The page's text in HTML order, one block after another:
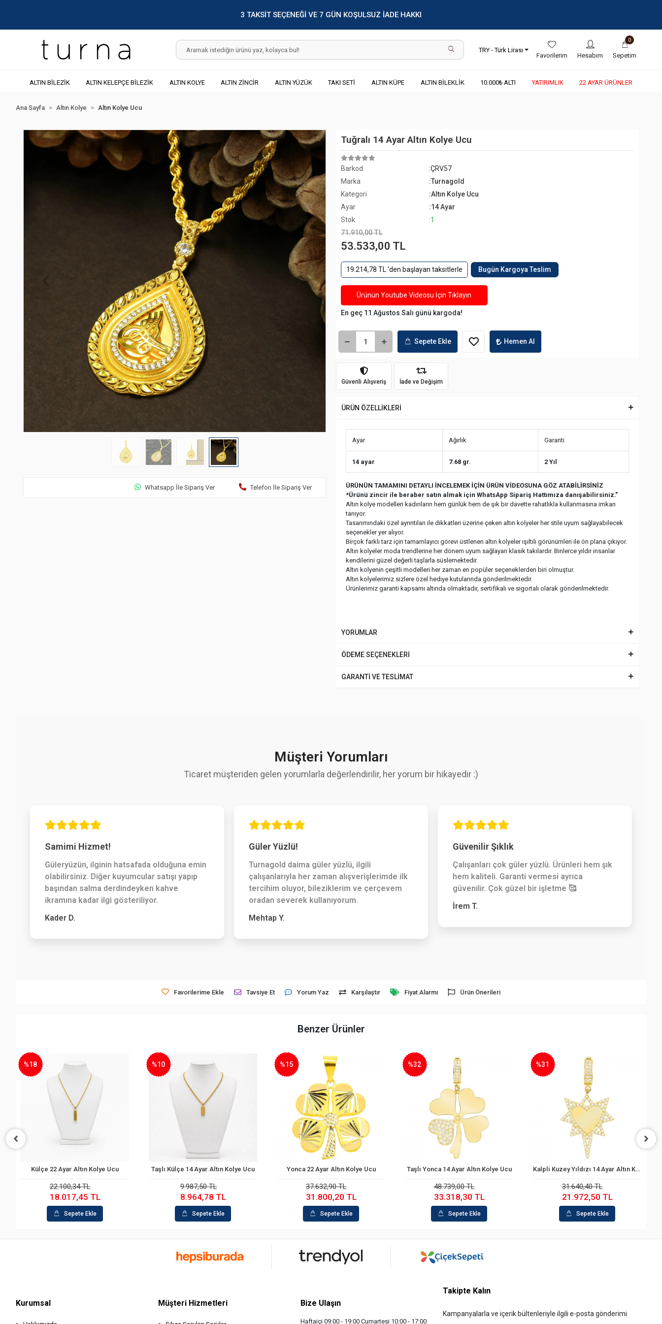
3 TAKSİT SEÇENEĞİ VE 7 GÜN KOŞULSUZ İADE HAKKI
TRY - Türk Lirası
Favorilerim Hesabım
0
Sepetim
ALTIN BİLEZİK ALTIN KELEPÇE BİLEZİK ALTIN KOLYE ALTIN ZİNCİR ALTIN YÜZÜK TAKI SETİ ALTIN KÜPE ALTIN BİLEKLİK 10.000₺ ALTI YATIRIMLIK 22 AYAR ÜRÜNLER
Ana Sayfa Altın Kolye Altın Kolye Ucu
Whatsapp İle Sipariş Ver Telefon İle Sipariş Ver
Tuğralı 14 Ayar Altın Kolye Ucu
Barkod
:ÇRV57
Marka
:Turnagold
Kategori
:Altın Kolye Ucu
Ayar
:14 Ayar
Stok
:1
71.910,00 TL
53.533,00 TL
19.214,78 TL 'den başlayan taksitlerle Bugün Kargoya Teslim
Ürünün Youtube Videosu İçin Tıklayın
En geç 11 Ağustos Salı günü kargoda!
Sepete Ekle Hemen Al
Güvenli Alışveriş İade ve Değişim
ÜRÜN ÖZELLİKLERİ
Ayar Ağırlık Garanti
14 ayar 7.68 gr. 2 Yıl
ÜRÜNÜN TAMAMINI DETAYLI İNCELEMEK İÇİN ÜRÜN VİDEOSUNA GÖZ ATABİLİRSİNİZ
*Ürünü zincir ile beraber satın almak için WhatsApp Sipariş Hattımıza danışabilirsiniz."
Altın kolye modelleri kadınların hem günlük hem de şık bir davette rahatlıkla kullanmasına imkan
tanıyor.
Tasarımındaki özel ayrıntıları ile dikkatleri üzerine çeken altın kolyeler her stile uyum sağlayabilecek
seçenekler yer alıyor.
Birçok farklı tarz için tamamlayıcı görevi üstlenen altın kolyeler ışıltılı görünümleri ile ön plana çıkıyor.
Altın kolyeler moda trendlerine her dönem uyum sağlayan klasik takılardır. Binlerce yıldır insanlar
kendilerini güzel değerli taşlarla süslemektedir.
Altın kolyenin çeşitli modelleri her zaman en popüler seçeneklerden biri olmuştur.
Altın kolyelerimiz sizlere özel hediye kutularında gönderilmektedir.
Ürünlerimiz garanti kapsamı altında olmaktadır, sertifikalı ve sigortalı olarak gönderilmektedir.
YORUMLAR
ÖDEME SEÇENEKLERİ
GARANTİ VE TESLİMAT
Müşteri Yorumları
Ticaret müşteriden gelen yorumlarla değerlendirilir, her yorum bir hikayedir :)
Samimi Hizmet!
Güleryüzün, ilginin hatsafada olduğuna emin
olabilirsiniz. Diğer kuyumcular satışı yapıp
başından salma derdindeyken kahve
ikramına kadar ilgi gösteriliyor.
Kader D.
Güler Yüzlü!
Turnagold daima güler yüzlü, ilgili
çalışanlarıyla her zaman alışverişlerimde ilk
tercihim oluyor, bileziklerim ve çerçevem
oradan severek kullanıyorum.
Mehtap Y.
Güvenilir Şıklık
Çalışanları çok güler yüzlü. Ürünleri hem şık
hem kaliteli. Garanti vermesi ayrıca
güvenilir. Çok güzel bir işletme 🥰
İrem T.
Favorilerime Ekle Tavsiye Et Yorum Yaz Karşılaştır Fiyat Alarmı Ürün Önerileri
Benzer Ürünler
Sepete Ekle
Taşlı Külçe 14 Ayar Altın Kolye Ucu
9.987,50 TL
8.964,78 TL
Sepete Ekle
Sepete Ekle
Yonca 22 Ayar Altın Kolye Ucu
37.632,90 TL
31.800,20 TL
Sepete Ekle
Sepete Ekle
Taşlı Yonca 14 Ayar Altın Kolye Ucu
48.739,00 TL
33.318,30 TL
Sepete Ekle
Sepete Ekle
31.640,40 TL
21.972,50 TL
Sepete Ekle
Sepete Ekle
Güneş 14 Ayar Altın Kolye Ucu
31.880,10 TL
24.049,90 TL
Sepete Ekle
Kurumsal Müşteri Hizmetleri Bize Ulaşın
Haftaiçi 09:00 - 19:00 Cumartesi 10:00 - 17:00
Takipte Kalın
Kampanyalarla ve içerik bültenleriyle ilgili e-posta gönderimi